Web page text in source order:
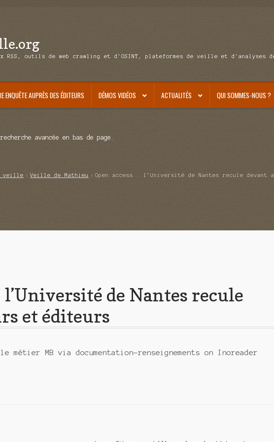
RSS, outils de web crawling et d'OSINT, plateformes de veille et d'analyses
ENQUÊTE AUPRÈS DES ÉDITEURS DÉMOS VIDÉOS ACTUALITÉS QUI SOMMES-NOUS ?
avancée en bas de page.
veille Veille de Mathieu Open access : l’Université de Nantes recule devant
l’Université de Nantes recule
et éditeurs
MB via documentation-renseignements on Inoreader